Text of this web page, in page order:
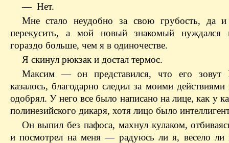
— Нет.
Мне стало неудобно за свою грубость, да
перекусить, а мой новый знакомый нуждался
гораздо больше, чем я в одиночестве.
Я скинул рюкзак и достал термос.
Максим — он представился, что его
казалось, благодарно следил за моими действиями
одобрял. У него все было написано на лице, как у
полинезийского дикаря, хотя лицо было
Он выпил без пафоса, махнул кулаком,
и посмотрел на меня — радуюсь ли я, весело ли